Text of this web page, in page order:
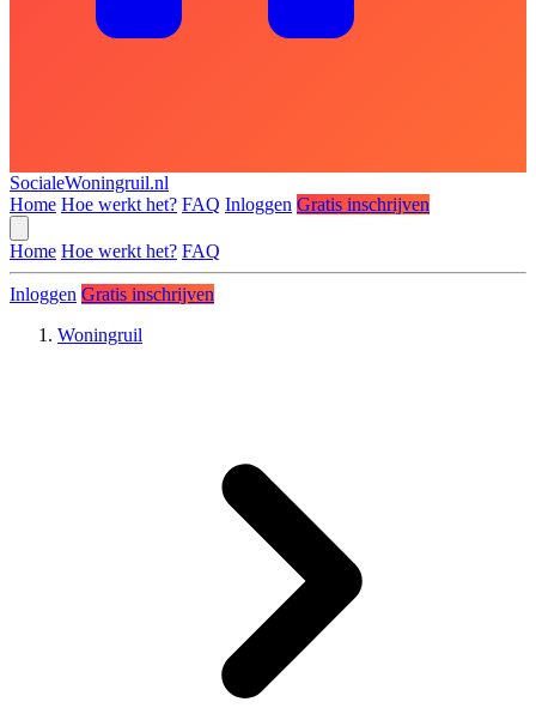
SocialeWoningruil.nl
Home Hoe werkt het? FAQ Inloggen Gratis inschrijven
Home Hoe werkt het? FAQ
Inloggen Gratis inschrijven
Woningruil